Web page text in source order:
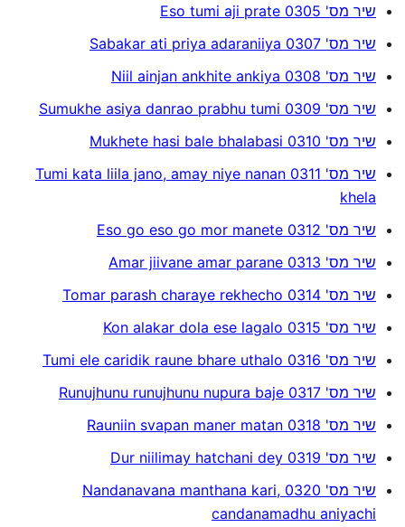
שיר מס' 0305 Eso tumi aji prate
שיר מס' 0307 Sabakar ati priya adaraniiya
שיר מס' 0308 Niil ainjan ankhite ankiya
שיר מס' 0309 Sumukhe asiya danrao prabhu tumi
שיר מס' 0310 Mukhete hasi bale bhalabasi
שיר מס' 0311 Tumi kata liila jano, amay niye nanan
khela
שיר מס' 0312 Eso go eso go mor manete
שיר מס' 0313 Amar jiivane amar parane
שיר מס' 0314 Tomar parash charaye rekhecho
שיר מס' 0315 Kon alakar dola ese lagalo
שיר מס' 0316 Tumi ele caridik raune bhare uthalo
שיר מס' 0317 Runujhunu runujhunu nupura baje
שיר מס' 0318 Rauniin svapan maner matan
שיר מס' 0319 Dur niilimay hatchani dey
שיר מס' 0320 Nandanavana manthana kari,
candanamadhu aniyachi